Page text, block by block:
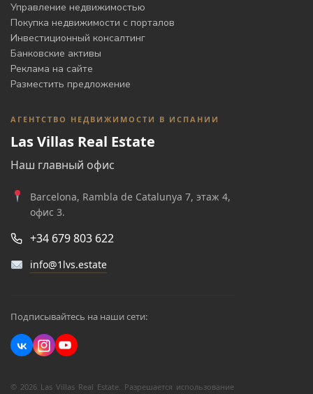
Управление недвижимостью
Покупка недвижимости с порталов
Инвестиционный консалтинг
Банковские активы
Реклама на сайте
Разместить предложение
АГЕНТСТВО НЕДВИЖИМОСТИ В ИСПАНИИ
Las Villas Real Estate
Наш главный офис
Barcelona, Rambla de Catalunya 7, этаж 4,
офис 3.
+34 679 803 622
info@1lvs.estate
Подписывайтесь на наши сети:
© 2026 Las Villas Real Estate. Разрешается использование